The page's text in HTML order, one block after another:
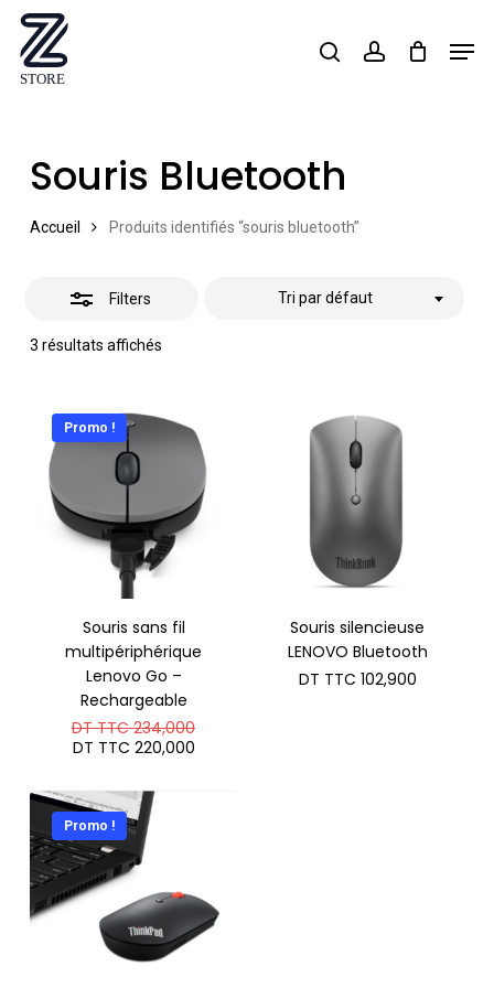
Skip
main
searchaccount
Souris Bluetooth
Accueil Produits identifiés “souris bluetooth”
Filters
3 résultats affichés
Tri par défaut
Close
Promo !
Souris sans fil
multipériphérique
Lenovo Go –
Rechargeable
DT TTC234,000Le
DT TTC 220,000Le
Souris silencieuse
LENOVO Bluetooth
DT TTC 102,900
Promo !